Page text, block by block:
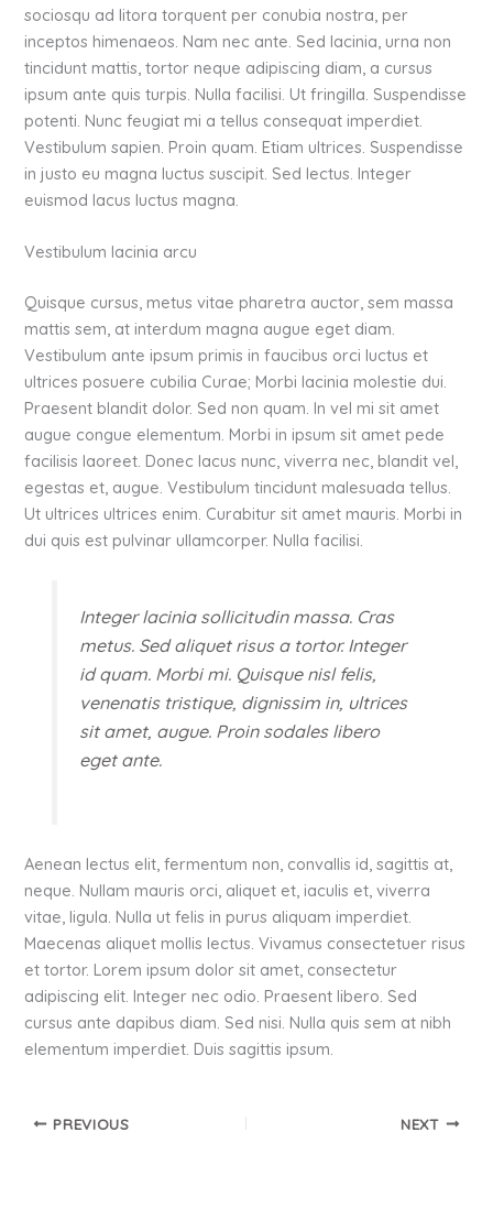
sociosqu ad litora torquent per conubia nostra, per
inceptos himenaeos. Nam nec ante. Sed lacinia, urna non
tincidunt mattis, tortor neque adipiscing diam, a cursus
ipsum ante quis turpis. Nulla facilisi. Ut fringilla. Suspendisse
potenti. Nunc feugiat mi a tellus consequat imperdiet.
Vestibulum sapien. Proin quam. Etiam ultrices. Suspendisse
in justo eu magna luctus suscipit. Sed lectus. Integer
euismod lacus luctus magna.
Vestibulum lacinia arcu
Quisque cursus, metus vitae pharetra auctor, sem massa
mattis sem, at interdum magna augue eget diam.
Vestibulum ante ipsum primis in faucibus orci luctus et
ultrices posuere cubilia Curae; Morbi lacinia molestie dui.
Praesent blandit dolor. Sed non quam. In vel mi sit amet
augue congue elementum. Morbi in ipsum sit amet pede
facilisis laoreet. Donec lacus nunc, viverra nec, blandit vel,
egestas et, augue. Vestibulum tincidunt malesuada tellus.
Ut ultrices ultrices enim. Curabitur sit amet mauris. Morbi in
dui quis est pulvinar ullamcorper. Nulla facilisi.
Integer lacinia sollicitudin massa. Cras
metus. Sed aliquet risus a tortor. Integer
id quam. Morbi mi. Quisque nisl felis,
venenatis tristique, dignissim in, ultrices
sit amet, augue. Proin sodales libero
eget ante.
Aenean lectus elit, fermentum non, convallis id, sagittis at,
neque. Nullam mauris orci, aliquet et, iaculis et, viverra
vitae, ligula. Nulla ut felis in purus aliquam imperdiet.
Maecenas aliquet mollis lectus. Vivamus consectetuer risus
et tortor. Lorem ipsum dolor sit amet, consectetur
adipiscing elit. Integer nec odio. Praesent libero. Sed
cursus ante dapibus diam. Sed nisi. Nulla quis sem at nibh
elementum imperdiet. Duis sagittis ipsum.
PREVIOUS NEXT